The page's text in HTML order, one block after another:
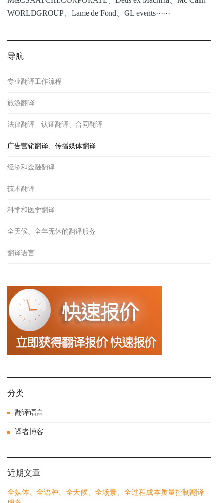
WORLDGROUP、Lame de Fond、GL events······
导航
专业翻译工作流程
旅游翻译
法律翻译、认证翻译、合同翻译
广告营销翻译、传播媒体翻译
经济和金融翻译
技术翻译
科学和医学翻译
全天候、全年无休的翻译服务
翻译语言
分类
翻译语言
译者博客
近期文章
全媒体、全语种、全天候、全场景、全过程成本质量控制翻译